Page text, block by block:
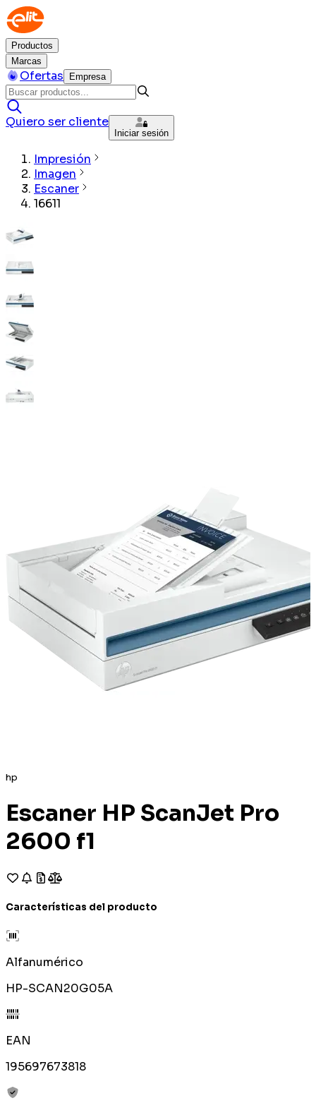
Productos
Marcas
Ofertas Empresa
Quiero ser cliente
Iniciar sesión
Impresión
Imagen
Escaner
16611
hp
Escaner HP ScanJet Pro
2600 f1
Características del producto
Alfanumérico
HP-SCAN20G05A
EAN
195697673818